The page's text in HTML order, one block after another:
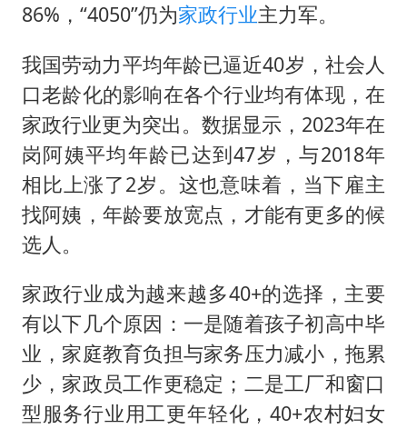
86%，“4050”仍为家政行业主力军。
我国劳动力平均年龄已逼近40岁，社会人
口老龄化的影响在各个行业均有体现，在
家政行业更为突出。数据显示，2023年在
岗阿姨平均年龄已达到47岁，与2018年
相比上涨了2岁。这也意味着，当下雇主
找阿姨，年龄要放宽点，才能有更多的候
选人。
家政行业成为越来越多40+的选择，主要
有以下几个原因：一是随着孩子初高中毕
业，家庭教育负担与家务压力减小，拖累
少，家政员工作更稳定；二是工厂和窗口
型服务行业用工更年轻化，40+农村妇女